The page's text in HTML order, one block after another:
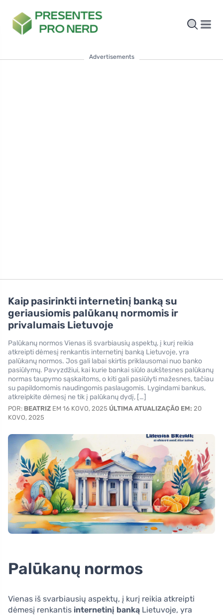
Advertisements
Kaip pasirinkti internetinį banką su
geriausiomis palūkanų normomis ir
privalumais Lietuvoje
Palūkanų normos Vienas iš svarbiausių aspektų, į kurį reikia
atkreipti dėmesį renkantis internetinį banką Lietuvoje, yra
palūkanų normos. Jos gali labai skirtis priklausomai nuo banko
pasiūlymų. Pavyzdžiui, kai kurie bankai siūlo aukštesnes palūkanų
normas taupymo sąskaitoms, o kiti gali pasiūlyti mažesnes, tačiau
su papildomomis naudingomis paslaugomis. Lygindami bankus,
atkreipkite dėmesį ne tik į palūkanų dydį, […]
POR: BEATRIZ EM 16 KOVO, 2025 ÚLTIMA ATUALIZAÇÃO EM: 20
KOVO, 2025
Palūkanų normos
Vienas iš svarbiausių aspektų, į kurį reikia atkreipti
dėmesį renkantis internetinį banką Lietuvoje, yra